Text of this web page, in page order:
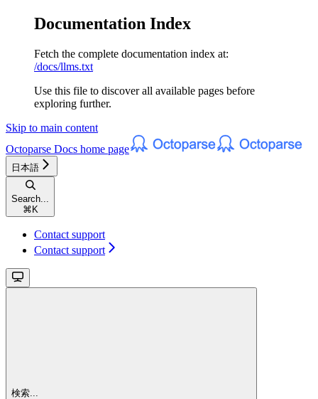
Documentation Index
Fetch the complete documentation index at:
/docs/llms.txt
Use this file to discover all available pages before
exploring further.
Skip to main content
Octoparse Docs home page
日本語
Search...
⌘ K
Contact support
Contact support
検索...